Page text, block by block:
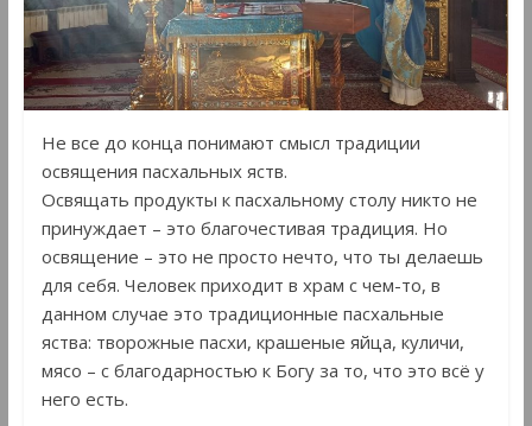
Не все до конца понимают смысл традиции
освящения пасхальных яств.
Освящать продукты к пасхальному столу никто не
принуждает – это благочестивая традиция. Но
освящение – это не просто нечто, что ты делаешь
для себя. Человек приходит в храм с чем-то, в
данном случае это традиционные пасхальные
яства: творожные пасхи, крашеные яйца, куличи,
мясо – с благодарностью к Богу за то, что это всё у
него есть.